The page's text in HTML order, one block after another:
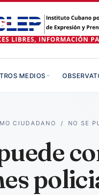
MEDIOS
CIUDADANO / NO SE